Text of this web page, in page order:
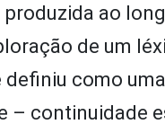
produzida ao
de um
como uma
– continuidade